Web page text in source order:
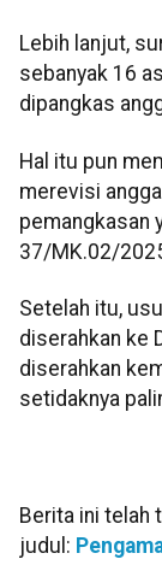
Lebih lanjut,
sebanyak 16
dipangkas
Hal itu pun
merevisi
pemangkasan
37/MK.02/
Setelah itu,
diserahkan ke
diserahkan
setidaknya
Berita ini telah
judul: